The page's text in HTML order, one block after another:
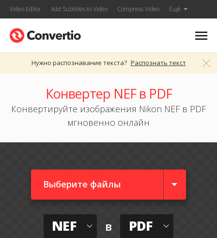
Video Editor Add Subtitles to Video Compress Video Ещё
Нужно распознавание текста? Распознать текст
Конвертер NEF в PDF
Конвертируйте изображения Nikon NEF в PDF
мгновенно онлайн
Выберите файлы
NEF в PDF